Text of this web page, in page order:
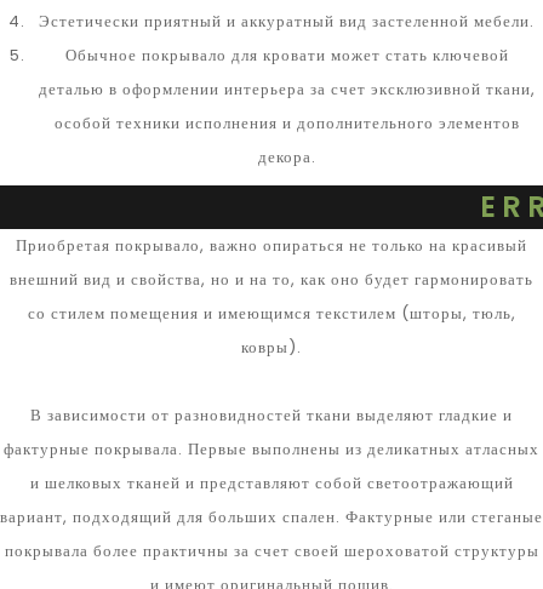
Эстетически приятный и аккуратный вид застеленной мебели.
Обычное покрывало для кровати может стать ключевой
деталью в оформлении интерьера за счет эксклюзивной ткани,
особой техники исполнения и дополнительного элементов
декора.
Приобретая покрывало, важно опираться не только на красивый
внешний вид и свойства, но и на то, как оно будет гармонировать
со стилем помещения и имеющимся текстилем (шторы, тюль,
ковры).
В зависимости от разновидностей ткани выделяют гладкие и
фактурные покрывала. Первые выполнены из деликатных атласных
и шелковых тканей и представляют собой светоотражающий
вариант, подходящий для больших спален. Фактурные или стеганые
покрывала более практичны за счет своей шероховатой структуры